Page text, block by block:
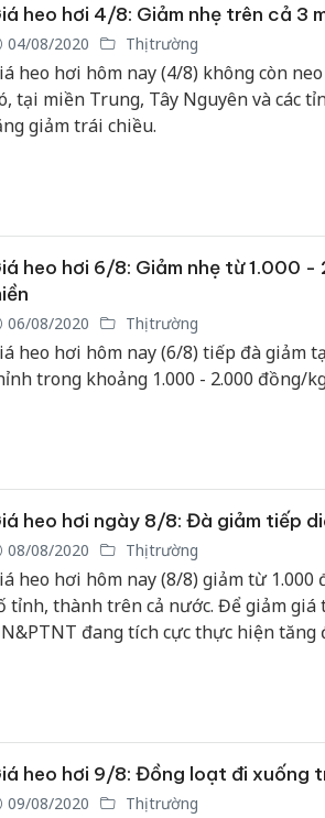
heo hơi 4/8: Giảm nhẹ trên cả 3
04/08/2020 Thị trường
heo hơi hôm nay (4/8) không còn
tại miền Trung, Tây Nguyên và các
giảm trái chiều.
heo hơi 6/8: Giảm nhẹ từ 1.000
06/08/2020 Thị trường
heo hơi hôm nay (6/8) tiếp đà giảm
trong khoảng 1.000 - 2.000 đồng/
heo hơi ngày 8/8: Đà giảm tiếp
08/08/2020 Thị trường
heo hơi hôm nay (8/8) giảm từ
tỉnh, thành trên cả nước. Để giảm giá
đang tích cực thực hiện
heo hơi 9/8: Đồng loạt đi xuống
09/08/2020 Thị trường